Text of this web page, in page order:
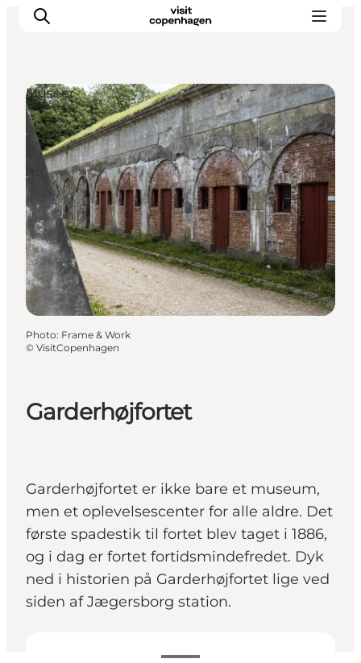
Aktiviteter
Mat och dryck
Planera din resa
Garderhøjfortet
Garderhøjfortet er ikke bare et museum,
men et oplevelsescenter for alle aldre. Det
første spadestik til fortet blev taget i 1886,
og i dag er fortet fortidsmindefredet. Dyk
ned i historien på Garderhøjfortet lige ved
siden af Jægersborg station.
Museer
Photo: Frame & Work
© VisitCopenhagen